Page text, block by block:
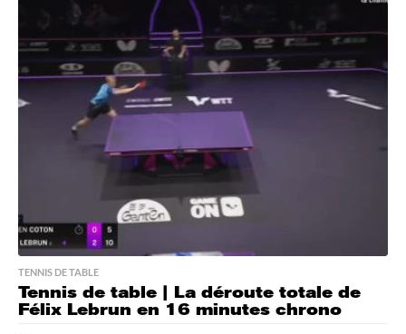
r
g
TENNIS DE TABLE
Tennis de table | La déroute totale de
Félix Lebrun en 16 minutes chrono